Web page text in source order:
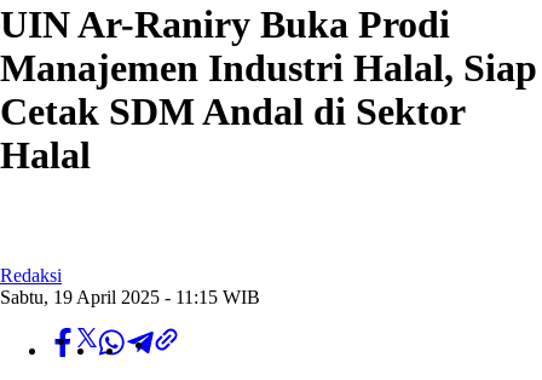
UIN Ar-Raniry Buka Prodi
Manajemen Industri Halal, Siap
Cetak SDM Andal di Sektor
Halal
Redaksi
Sabtu, 19 April 2025 - 11:15 WIB